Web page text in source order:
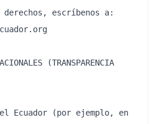
escríbenos a:
(TRANSPARENCIA
Ecuador (por ejemplo, en